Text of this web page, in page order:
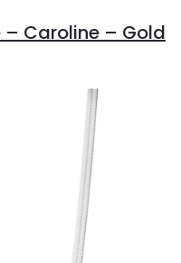
Caroline – Gold